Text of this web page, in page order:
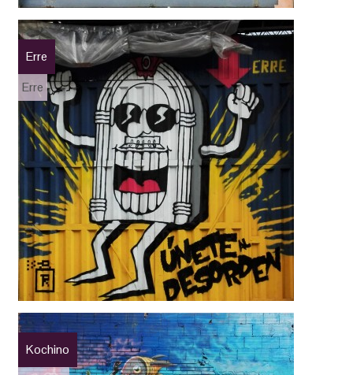
Erre
Erre
Kochino